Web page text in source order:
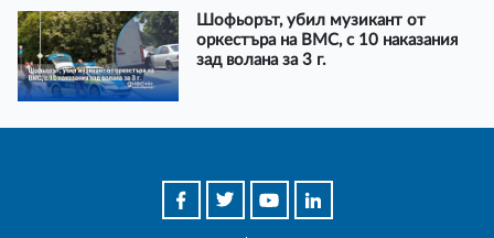
Шофьорът, убил музикант от
оркестъра на ВМС, с 10 наказания
зад волана за 3 г.